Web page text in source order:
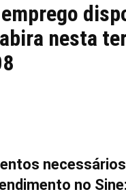
nesta
no Sine: